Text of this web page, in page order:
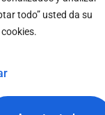
todo” usted da su
«Financiado por la
necesariamente